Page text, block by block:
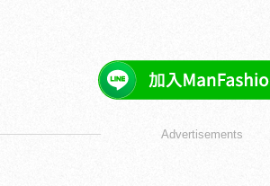
Advertisements